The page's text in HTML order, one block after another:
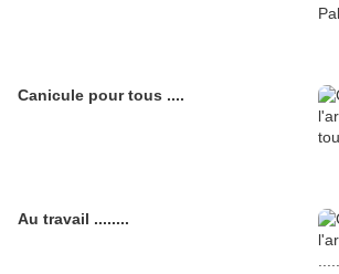
Canicule pour tous ....
Au travail ........